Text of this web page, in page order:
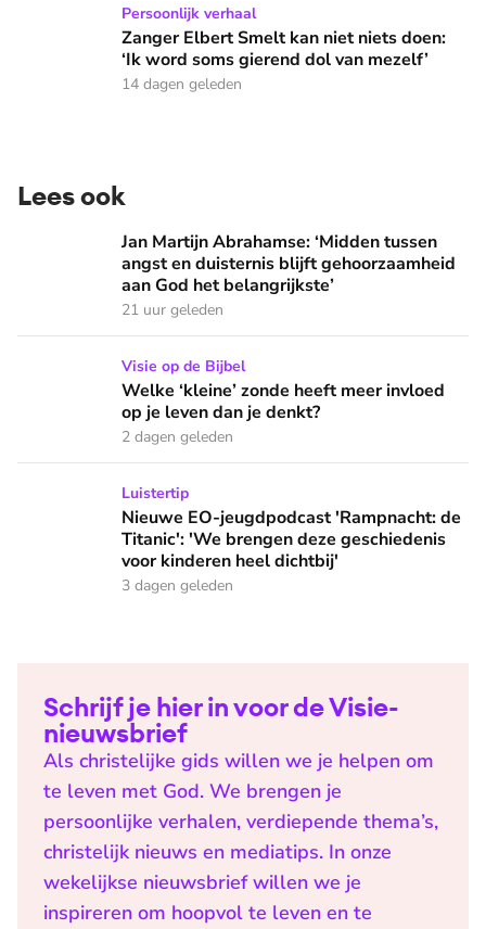
Zanger Elbert Smelt kan niet niets doen: ‘Ik word soms
Persoonlijk verhaal
Zanger Elbert Smelt kan niet niets doen:
‘Ik word soms gierend dol van mezelf’
14 dagen geleden
Lees ook
Jan Martijn Abrahamse: ‘Midden tussen angst en
Jan Martijn Abrahamse: ‘Midden tussen
angst en duisternis blijft gehoorzaamheid
aan God het belangrijkste’
21 uur geleden
Welke ‘kleine’ zonde heeft meer invloed op je leven dan je
Visie op de Bijbel
Welke ‘kleine’ zonde heeft meer invloed
op je leven dan je denkt?
2 dagen geleden
Nieuwe EO-jeugdpodcast 'Rampnacht: de Titanic': 'We
Luistertip
Nieuwe EO-jeugdpodcast 'Rampnacht: de
Titanic': 'We brengen deze geschiedenis
voor kinderen heel dichtbij'
3 dagen geleden
Schrijf je hier in voor de Visie-
nieuwsbrief
Als christelijke gids willen we je helpen om
te leven met God. We brengen je
persoonlijke verhalen, verdiepende thema’s,
christelijk nieuws en mediatips. In onze
wekelijkse nieuwsbrief willen we je
inspireren om hoopvol te leven en te